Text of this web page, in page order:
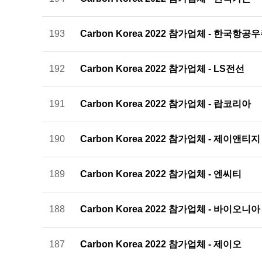
193 Carbon Korea 2022 참가업체 - 한국항공우
192 Carbon Korea 2022 참가업체 - LS전선
191 Carbon Korea 2022 참가업체 - 랍코리아
190 Carbon Korea 2022 참가업체 - 제이앤티지
189 Carbon Korea 2022 참가업체 - 엔씨티
188 Carbon Korea 2022 참가업체 - 바이오니아
187 Carbon Korea 2022 참가업체 - 제이오